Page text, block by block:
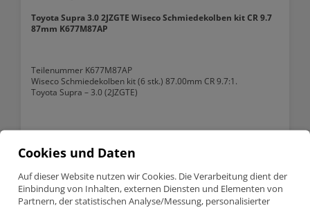
Toyota Supra 3.0 2JZGTE Wiseco Schmiedekolben kit CR 9.7
87mm K677M87AP
Teilenummer K677M87AP
Wiseco Schmiedekolben kit (6 stk.) 87.00mm CR 9.7:1.
Toyota Supra – 3.0 (2JZGTE)
Information :
Product detailed specification
Bore size 87.00mm
Cookies und Daten
Auf dieser Website nutzen wir Cookies. Die Verarbeitung dient der
Einbindung von Inhalten, externen Diensten und Elementen von
Partnern, der statistischen Analyse/Messung, personalisierter